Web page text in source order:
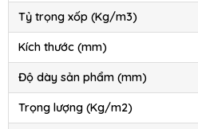
Tỷ trọng xốp (Kg/m3)
Kích thước (mm)
Độ dày sản phẩm (mm)
Trọng lượng (Kg/m2)